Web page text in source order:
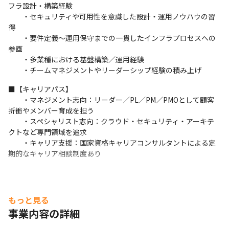
フラ設計・構築経験
・セキュリティや可用性を意識した設計・運用ノウハウの習
得
・要件定義〜運用保守までの一貫したインフラプロセスへの
参画
・多業種における基盤構築／運用経験
・チームマネジメントやリーダーシップ経験の積み上げ
■【キャリアパス】
・マネジメント志向：リーダー／PL／PM／PMOとして顧客
折衝やメンバー育成を担う
・スペシャリスト志向：クラウド・セキュリティ・アーキテ
クトなど専門領域を追求
・キャリア支援：国家資格キャリアコンサルタントによる定
期的なキャリア相談制度あり
もっと見る
事業内容の詳細